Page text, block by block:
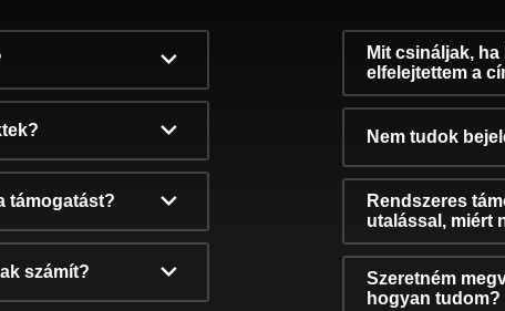
támogatást?
számít?
Mit csináljak,
elfelejtettem a
Nem tudok
Rendszeres
utalással, miért
Szeretném
hogyan tudom?